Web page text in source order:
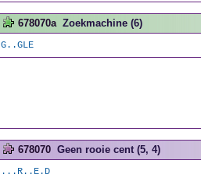
678070a Zoekmachine (6)
G..GLE
678070 Geen rooie cent (5, 4)
...R..E.D